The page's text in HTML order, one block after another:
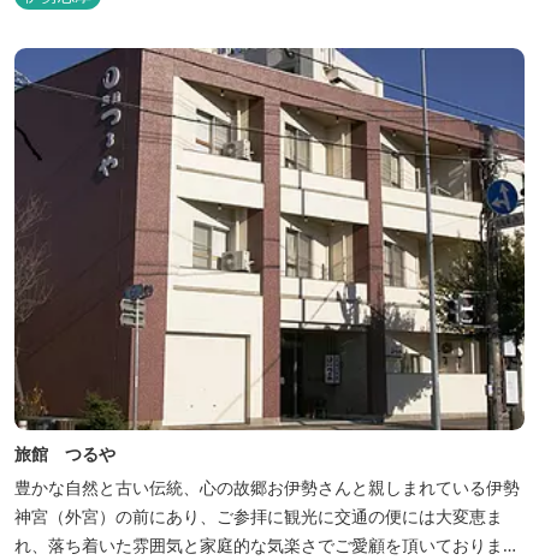
旅館 つるや
豊かな自然と古い伝統、心の故郷お伊勢さんと親しまれている伊勢
神宮（外宮）の前にあり、ご参拝に観光に交通の便には大変恵ま
れ、落ち着いた雰囲気と家庭的な気楽さでご愛顧を頂いておりま